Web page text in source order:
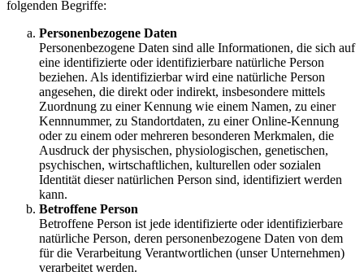
folgenden Begriffe:
Personenbezogene Daten
Personenbezogene Daten sind alle Informationen, die sich auf
eine identifizierte oder identifizierbare natürliche Person
beziehen. Als identifizierbar wird eine natürliche Person
angesehen, die direkt oder indirekt, insbesondere mittels
Zuordnung zu einer Kennung wie einem Namen, zu einer
Kennnummer, zu Standortdaten, zu einer Online-Kennung
oder zu einem oder mehreren besonderen Merkmalen, die
Ausdruck der physischen, physiologischen, genetischen,
psychischen, wirtschaftlichen, kulturellen oder sozialen
Identität dieser natürlichen Person sind, identifiziert werden
kann.
Betroffene Person
Betroffene Person ist jede identifizierte oder identifizierbare
natürliche Person, deren personenbezogene Daten von dem
für die Verarbeitung Verantwortlichen (unser Unternehmen)
verarbeitet werden.